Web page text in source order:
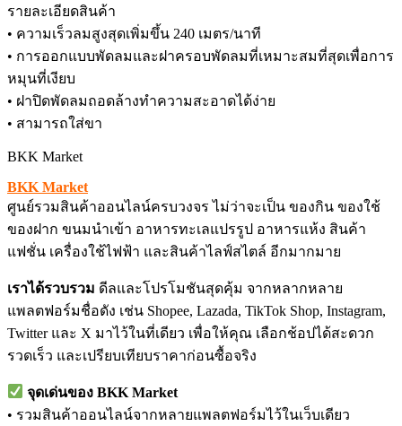
รายละเอียดสินค้า
• ความเร็วลมสูงสุดเพิ่มขึ้น 240 เมตร/นาที
• การออกแบบพัดลมและฝาครอบพัดลมที่เหมาะสมที่สุดเพื่อการ
หมุนที่เงียบ
• ฝาปิดพัดลมถอดล้างทำความสะอาดได้ง่าย
• สามารถใส่ขา
BKK Market
BKK Market
ศูนย์รวมสินค้าออนไลน์ครบวงจร ไม่ว่าจะเป็น ของกิน ของใช้
ของฝาก ขนมนำเข้า อาหารทะเลแปรรูป อาหารแห้ง สินค้า
แฟชั่น เครื่องใช้ไฟฟ้า และสินค้าไลฟ์สไตล์ อีกมากมาย
เราได้รวบรวม ดีลและโปรโมชันสุดคุ้ม จากหลากหลาย
แพลตฟอร์มชื่อดัง เช่น Shopee, Lazada, TikTok Shop, Instagram,
Twitter และ X มาไว้ในที่เดียว เพื่อให้คุณ เลือกช้อปได้สะดวก
รวดเร็ว และเปรียบเทียบราคาก่อนซื้อจริง
จุดเด่นของ BKK Market
• รวมสินค้าออนไลน์จากหลายแพลตฟอร์มไว้ในเว็บเดียว